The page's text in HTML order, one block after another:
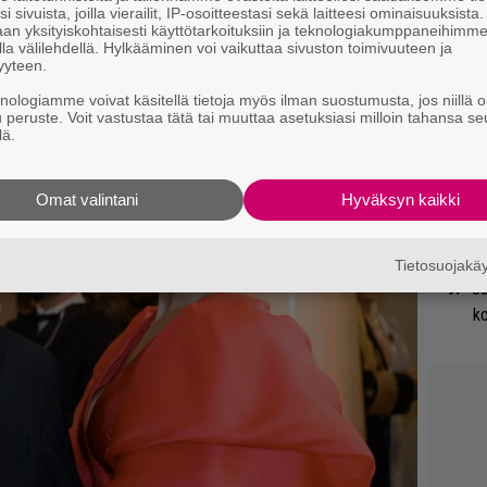
sivuista, joilla vierailit, IP-osoitteestasi sekä laitteesi
yksityiskohtaisesti käyttötarkoituksiin ja teknologiakumppaneihimme
välilehdellä. Hylkääminen voi vaikuttaa sivuston toimivuuteen ja
voivat käsitellä tietoja myös ilman suostumusta, jos niillä
peruste. Voit vastustaa tätä tai muuttaa asetuksiasi milloin tahansa
Hyväksyn kaikki
Omat valintani